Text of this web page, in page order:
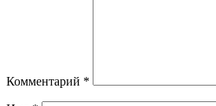
Комментарий *